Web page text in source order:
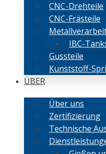
CNC-Drehteile
CNC-Frästeile
IBC-
Gussteile
Kunststoff-
ÜBER
Über uns
Zertifizierung
Technische